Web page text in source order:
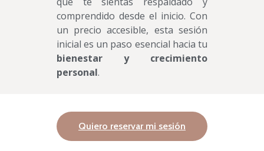
comprendido desde el inicio. Con
un precio accesible, esta sesión
inicial es un paso esencial hacia tu
bienestar y crecimiento
personal.
Quiero reservar mi sesión